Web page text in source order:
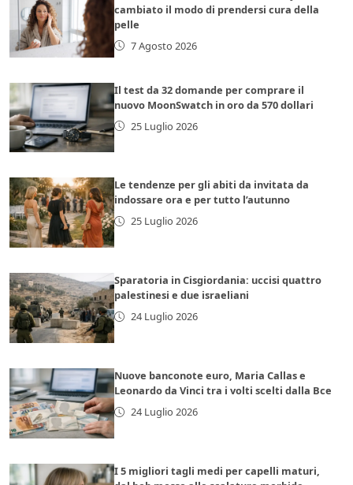
cambiato il modo di prendersi cura della
pelle
7 Agosto 2026
Il test da 32 domande per comprare il
nuovo MoonSwatch in oro da 570 dollari
25 Luglio 2026
Le tendenze per gli abiti da invitata da
indossare ora e per tutto l’autunno
25 Luglio 2026
Sparatoria in Cisgiordania: uccisi quattro
palestinesi e due israeliani
24 Luglio 2026
Nuove banconote euro, Maria Callas e
Leonardo da Vinci tra i volti scelti dalla Bce
24 Luglio 2026
I 5 migliori tagli medi per capelli maturi,